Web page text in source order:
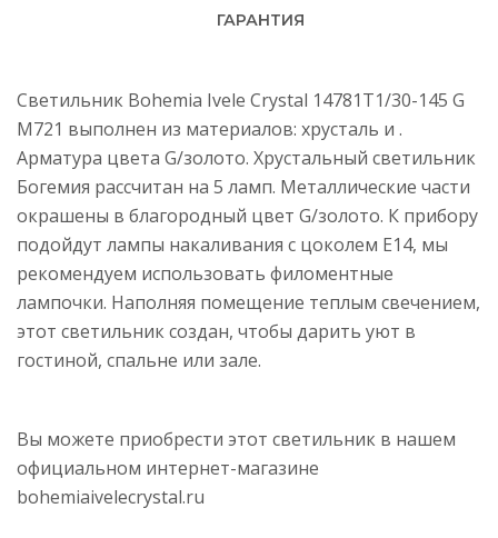
ГАРАНТИЯ
Светильник Bohemia Ivele Crystal 14781T1/30-145 G
M721 выполнен из материалов: хрусталь и .
Арматура цвета G/золото. Хрустальный светильник
Богемия рассчитан на 5 ламп. Металлические части
окрашены в благородный цвет G/золото. К прибору
подойдут лампы накаливания с цоколем E14, мы
рекомендуем использовать филоментные
лампочки. Наполняя помещение теплым свечением,
этот светильник создан, чтобы дарить уют в
гостиной, спальне или зале.
Вы можете приобрести этот светильник в нашем
официальном интернет-магазине
bohemiaivelecrystal.ru